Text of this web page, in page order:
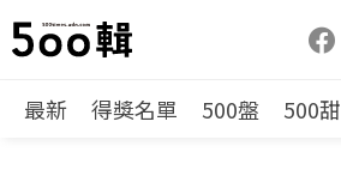
最新 得獎名單 500盤 500甜